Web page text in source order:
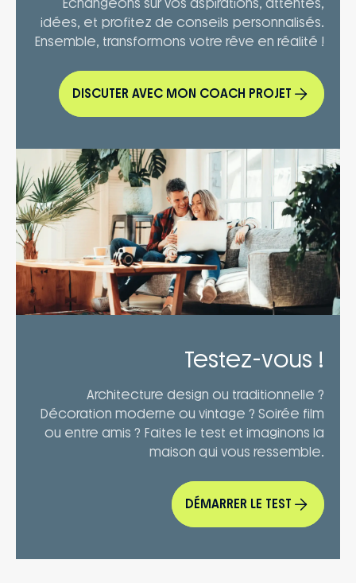
Échangeons sur vos aspirations, attentes,
idées, et profitez de conseils personnalisés.
Ensemble, transformons votre rêve en réalité !
DISCUTER AVEC MON COACH PROJET
Testez-vous !
Architecture design ou traditionnelle ?
Décoration moderne ou vintage ? Soirée film
ou entre amis ? Faites le test et imaginons la
maison qui vous ressemble.
DÉMARRER LE TEST